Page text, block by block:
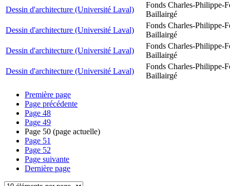
Dessin d'architecture (Université Laval)
Fonds Charles-Philippe-
Baillairgé
Dessin d'architecture (Université Laval)
Fonds Charles-Philippe-
Baillairgé
Dessin d'architecture (Université Laval)
Fonds Charles-Philippe-
Baillairgé
Dessin d'architecture (Université Laval)
Fonds Charles-Philippe-
Baillairgé
Première page
Page précédente
Page 48
Page 49
Page 50 (page actuelle)
Page 51
Page 52
Page suivante
Dernière page